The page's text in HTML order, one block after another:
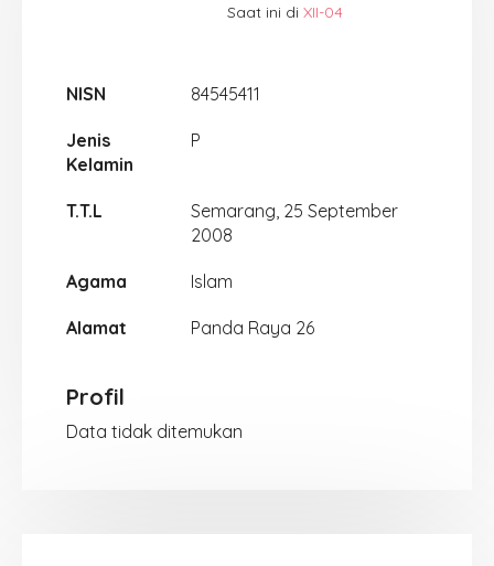
Saat ini di XII-04
NISN 84545411
Jenis
Kelamin
P
T.T.L
Semarang, 25 September
2008
Agama Islam
Alamat Panda Raya 26
Profil
Data tidak ditemukan